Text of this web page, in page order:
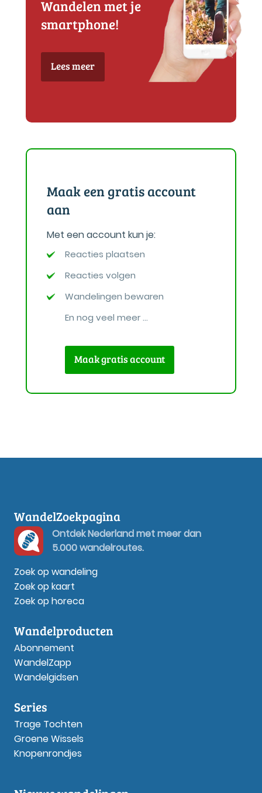
Wandelen met je
smartphone!
Lees meer
Maak een gratis account
aan
Met een account kun je:
Reacties plaatsen
Reacties volgen
Wandelingen bewaren
En nog veel meer ...
Maak gratis account
WandelZoekpagina
Ontdek Nederland met meer dan
5.000 wandelroutes.
Zoek op wandeling
Zoek op kaart
Zoek op horeca
Wandelproducten
Abonnement
WandelZapp
Wandelgidsen
Series
Trage Tochten
Groene Wissels
Knopenrondjes